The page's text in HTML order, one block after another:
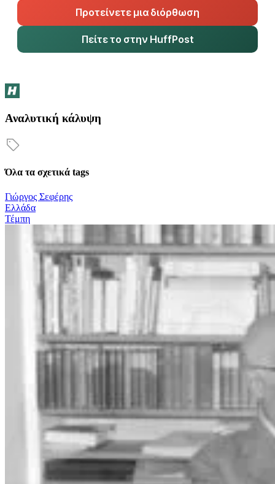
Προτείνετε μια διόρθωση
Πείτε το στην HuffPost
Αναλυτική κάλυψη
Όλα τα σχετικά tags
Γιώργος Σεφέρης
Ελλάδα
Τέμπη